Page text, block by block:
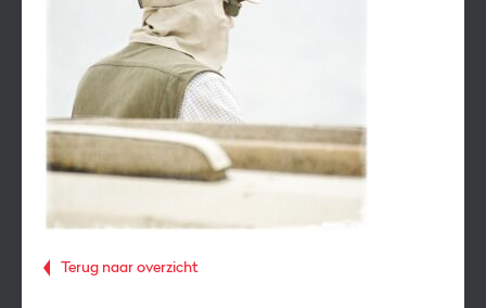
Terug naar overzicht